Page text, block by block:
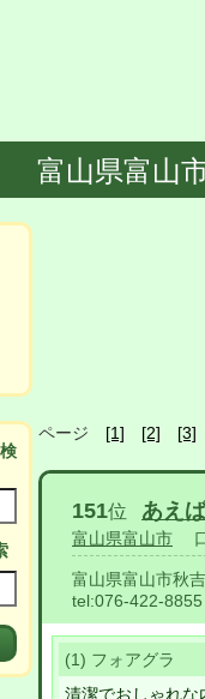
富山県富山
ページ [1] [2] [3]
151位 あえ
富山県富山市 口
富山県富山市秋
tel:076-422-8855
(1) フォアグラ
清潔でおしゃれな